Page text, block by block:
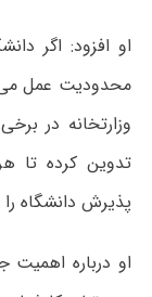
او افزود: اگر
محدودیت عمل
وزارتخانه در
تدوین کرده تا
پذیرش دانشگاه
او درباره